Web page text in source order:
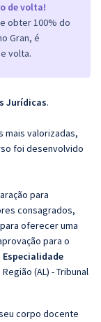
de volta!
obter 100% do
Gran, é
volta.
Jurídicas.
mais valorizadas,
foi desenvolvido
para
consagrados,
para oferecer uma
para o
Região (AL) - Tribunal
corpo docente